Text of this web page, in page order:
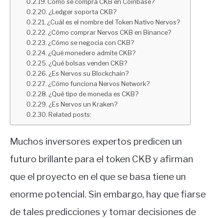
¿Ledger soporta CKB?
¿Cuál es el nombre del Token Nativo Nervos?
¿Cómo comprar Nervos CKB en Binance?
¿Cómo se negocia con CKB?
¿Qué monedero admite CKB?
¿Qué bolsas venden CKB?
¿Es Nervos su Blockchain?
¿Cómo funciona Nervos Network?
¿Qué tipo de moneda es CKB?
¿Es Nervos un Kraken?
Related posts:
Muchos inversores expertos predicen un
futuro brillante para el token CKB y afirman
que el proyecto en el que se basa tiene un
enorme potencial. Sin embargo, hay que fiarse
de tales predicciones y tomar decisiones de